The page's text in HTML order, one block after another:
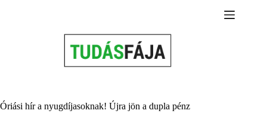
Óriási hír a nyugdíjasoknak! Újra jön a dupla pénz